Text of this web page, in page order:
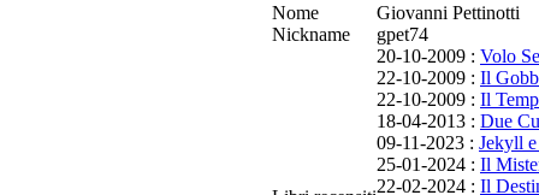
Nome
Giovanni Pettinotti
Nickname
gpet74
20-10-2009 : Volo
22-10-2009 : Il
22-10-2009 : Il
18-04-2013 : Due
09-11-2023 : Jekyll
25-01-2024 : Il
22-02-2024 : Il